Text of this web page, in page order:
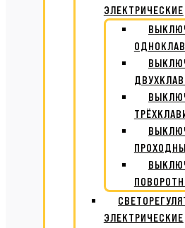
ЭЛЕКТРИЧЕСКИЕ
ЭЛЕКТРИЧЕСКИЕ